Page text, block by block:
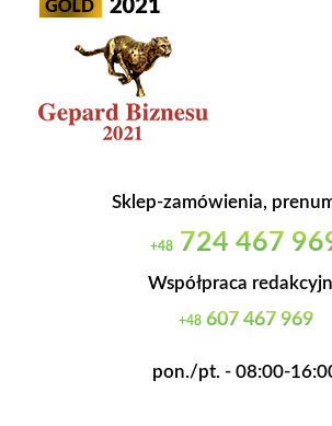
Sklep-zamówienia,
+48 724 467
Współpraca
+48607 467 969
pon./pt. - 08:00-